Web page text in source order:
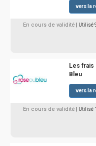
vers la
En cours de validité | Utilisé
Les
Bleu
vers la
En cours de validité | Utilisé